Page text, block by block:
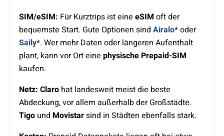
SIM/eSIM: Für Kurztrips ist eine eSIM oft der
bequemste Start. Gute Optionen sind Airalo* oder
Saily*. Wer mehr Daten oder längeren Aufenthalt
plant, kann vor Ort eine physische Prepaid-SIM
kaufen.
Netz: Claro hat landesweit meist die beste
Abdeckung, vor allem außerhalb der Großstädte.
Tigo und Movistarsind in Städten ebenfalls stark.